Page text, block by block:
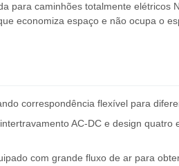
caminhões totalmente elétricos
economiza espaço e não ocupa o
correspondência flexível para
AC-DC e design
com grande fluxo de ar para